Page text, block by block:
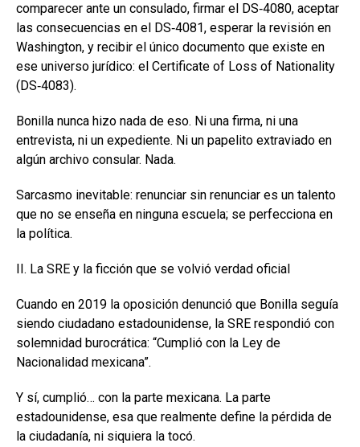
comparecer ante un consulado, firmar el DS‑4080, aceptar
las consecuencias en el DS‑4081, esperar la revisión en
Washington, y recibir el único documento que existe en
ese universo jurídico: el Certificate of Loss of Nationality
(DS‑4083).
Bonilla nunca hizo nada de eso. Ni una firma, ni una
entrevista, ni un expediente. Ni un papelito extraviado en
algún archivo consular. Nada.
Sarcasmo inevitable: renunciar sin renunciar es un talento
que no se enseña en ninguna escuela; se perfecciona en
la política.
II. La SRE y la ficción que se volvió verdad oficial
Cuando en 2019 la oposición denunció que Bonilla seguía
siendo ciudadano estadounidense, la SRE respondió con
solemnidad burocrática: “Cumplió con la Ley de
Nacionalidad mexicana”.
Y sí, cumplió… con la parte mexicana. La parte
estadounidense, esa que realmente define la pérdida de
la ciudadanía, ni siquiera la tocó.